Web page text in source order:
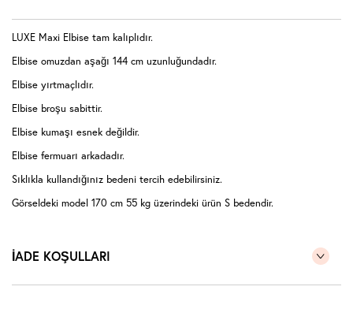
LUXE Maxi Elbise tam kalıplıdır.
Elbise omuzdan aşağı 144 cm uzunluğundadır.
Elbise yırtmaçlıdır.
Elbise broşu sabittir.
Elbise kumaşı esnek değildir.
Elbise fermuarı arkadadır.
Sıklıkla kullandığınız bedeni tercih edebilirsiniz.
Görseldeki model 170 cm 55 kg üzerindeki ürün S bedendir.
İADE KOŞULLARI